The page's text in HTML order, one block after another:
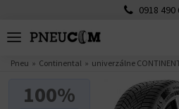
0918 490
Pneu Continental univerzálne
100%